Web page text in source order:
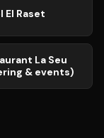
El Raset
La Seu
& events)